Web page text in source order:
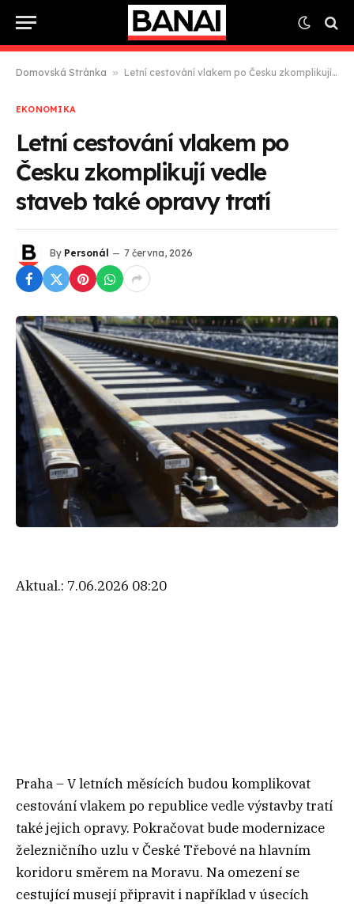
Domovská Stránka » Letní cestování vlakem po Česku zkomplikují vedle staveb také opravy tratí
EKONOMIKA
Letní cestování vlakem po
Česku zkomplikují vedle
staveb také opravy tratí
By Personál 7 června, 2026
Aktual.: 7.06.2026 08:20
Praha – V letních měsících budou komplikovat
cestování vlakem po republice vedle výstavby tratí
také jejich opravy. Pokračovat bude modernizace
železničního uzlu v České Třebové na hlavním
koridoru směrem na Moravu. Na omezení se
cestující musejí připravit i například v úsecích